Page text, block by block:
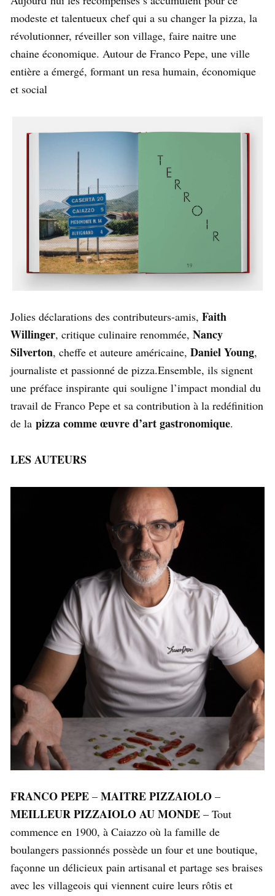
modeste et talentueux chef qui a su changer la pizza, la
révolutionner, réveiller son village, faire naitre une
chaine économique. Autour de Franco Pepe, une ville
entière a émergé, formant un resa humain, économique
et social
Jolies déclarations des contributeurs-amis, Faith
Willinger, critique culinaire renommée, Nancy
Silverton, cheffe et auteure américaine, Daniel Young,
journaliste et passionné de pizza.Ensemble, ils signent
une préface inspirante qui souligne l’impact mondial du
travail de Franco Pepe et sa contribution à la redéfinition
de la pizza comme œuvre d’art gastronomique.
LES AUTEURS
FRANCO PEPE – MAITRE PIZZAIOLO –
MEILLEUR PIZZAIOLO AU MONDE – Tout
commence en 1900, à Caiazzo où la famille de
boulangers passionnés possède un four et une boutique,
façonne un délicieux pain artisanal et partage ses braises
avec les villageois qui viennent cuire leurs rôtis et